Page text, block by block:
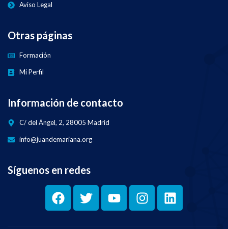
Aviso Legal
Otras páginas
Formación
Mi Perfil
Información de contacto
C/ del Ángel, 2, 28005 Madrid
info@juandemariana.org
Síguenos en redes